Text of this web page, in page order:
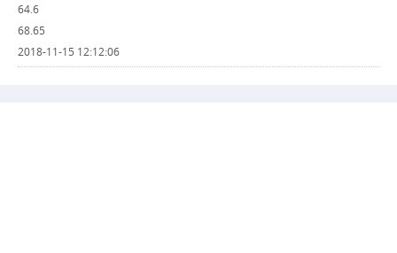
64.6
68.65
2018-11-15 12:12:06